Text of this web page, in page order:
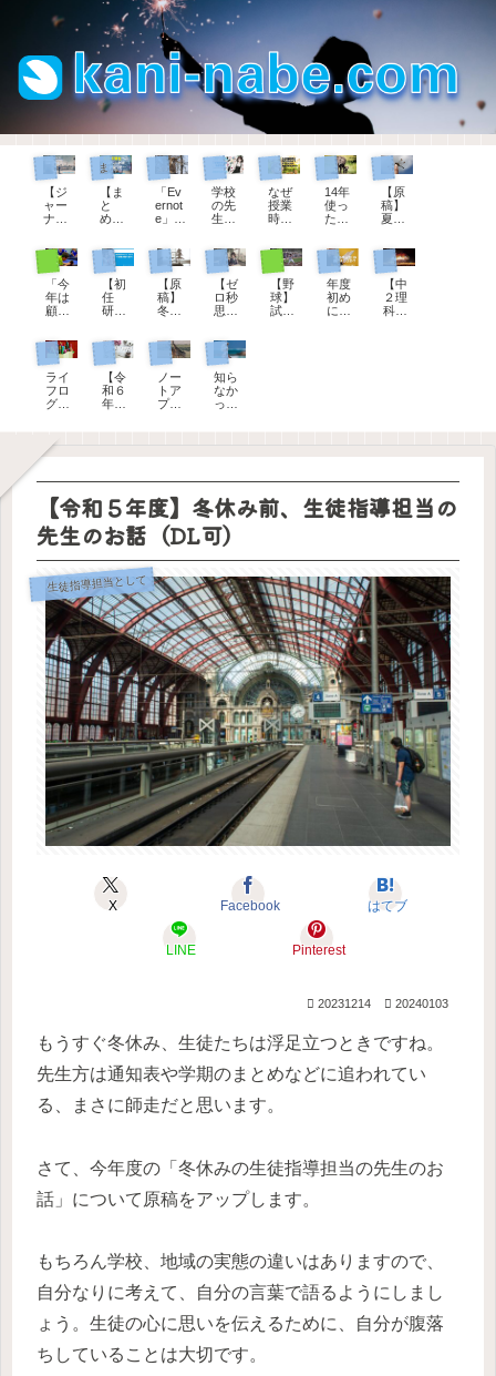
ジャーナリング
【ジ
ャー
ナリ
「何
も書
くこ
とが
な
とき
はこ
れを
書
く！
まとめページ
【ま
と
め】
生へ
のコ
メン
ト例
文
説つ
き～
パソコン
「Ev
ernot
e」か
Note
」へ
20年
分の
手帳
ート
を移
行し
てわ
かっ
たこ
教師手帳
学校
の先
生に
【教
師手
帳】
令和
８年
がで
きま
した
現職教育担当として
なぜ
授業
時間
なの
か？
そこ
にど
んな
パソコン
14年
使っ
た
e』に
期待
して
いた
こと
生徒指導担当として
【原
稿】
夏休
生徒
指導
の先
生の
お話
部活動顧問として
「今
年は
顧問
わっ
てく
ださ
い」
、担
当す
が変
わる
初任者研修
【初
任
研】
１学
期の
振り
返
り」
への
生徒指導担当として
【原
稿】
冬休
前、
生徒
指導
の先
生の
お話
度
ゼロ秒思考
【ゼ
ロ秒
思
自分
を大
切に
思え
るよ
うに
質問
部活動顧問として
【野
球】
試合
教育用語
年度
初め
に確
るの
理科の授業
【中
２理
科】
教師手帳
ライ
フロ
グの
ダイ
ソー
付ス
タン
プで
決ま
り
教師手帳
【令
和６
年
ンロ
ード
でき
ま
す。
「小
学校
版」
「中
学
校・
高校
版」
パソコン
ノー
トア
プリ
ろ検
UpNo
teに
決め
まし
た。
管理職として
知ら
なか
っ
の夏
理由
は３
つし
かな
い。
【令和５年度】冬休み前、生徒指導担当の
先生のお話（DL可）
生徒指導担当として
X Facebook はてブ
LINE Pinterest
20231214 20240103
もうすぐ冬休み、生徒たちは浮足立つときですね。
先生方は通知表や学期のまとめなどに追われてい
る、まさに師走だと思います。
さて、今年度の「冬休みの生徒指導担当の先生のお
話」について原稿をアップします。
もちろん学校、地域の実態の違いはありますので、
自分なりに考えて、自分の言葉で語るようにしまし
ょう。生徒の心に思いを伝えるために、自分が腹落
ちしていることは大切です。